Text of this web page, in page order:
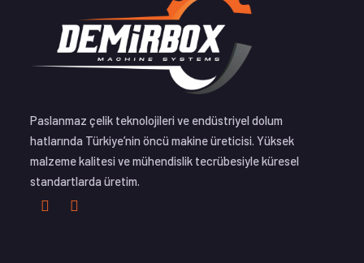
Paslanmaz çelik teknolojileri ve endüstriyel dolum
hatlarında Türkiye’nin öncü makine üreticisi. Yüksek
malzeme kalitesi ve mühendislik tecrübesiyle küresel
standartlarda üretim.